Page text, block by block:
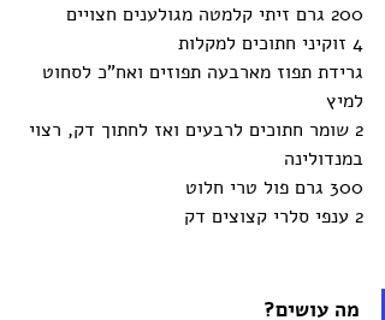
200 גרם זיתי קלמטה מגולענים חצויים
4 זוקיני חתוכים למקלות
גרידת תפוז מארבעה תפוזים ואח"כ לסחוט
למיץ
2 שומר חתוכים לרבעים ואז לחתוך דק, רצוי
במנדולינה
300 גרם פול טרי חלוט
2 ענפי סלרי קצוצים דק
מה עושים?